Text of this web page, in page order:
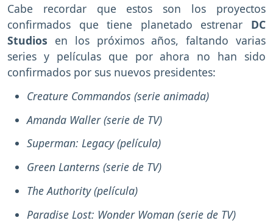
Cabe recordar que estos son los proyectos
confirmados que tiene planetado estrenar DC
Studios en los próximos años, faltando varias
series y películas que por ahora no han sido
confirmados por sus nuevos presidentes:
Creature Commandos (serie animada)
Amanda Waller (serie de TV)
Superman: Legacy (película)
Green Lanterns (serie de TV)
The Authority (película)
Paradise Lost: Wonder Woman (serie de TV)